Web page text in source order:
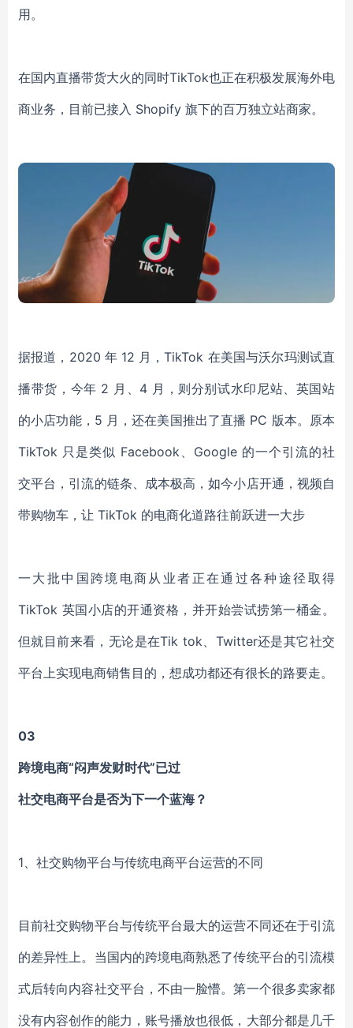
用。
在国内直播带货大火的同时TikTok也正在积极发展海外电
商业务，目前已接入 Shopify 旗下的百万独立站商家。
据报道，2020 年 12 月，TikTok 在美国与沃尔玛测试直
播带货，今年 2 月、4 月，则分别试水印尼站、英国站
的小店功能，5 月，还在美国推出了直播 PC 版本。原本
TikTok 只是类似 Facebook、Google 的一个引流的社
交平台，引流的链条、成本极高，如今小店开通，视频自
带购物车，让 TikTok 的电商化道路往前跃进一大步
一大批中国跨境电商从业者正在通过各种途径取得
TikTok 英国小店的开通资格，并开始尝试捞第一桶金。
但就目前来看，无论是在Tik tok、Twitter还是其它社交
平台上实现电商销售目的，想成功都还有很长的路要走。
03
跨境电商“闷声发财时代”已过
社交电商平台是否为下一个蓝海？
1、社交购物平台与传统电商平台运营的不同
目前社交购物平台与传统平台最大的运营不同还在于引流
的差异性上。当国内的跨境电商熟悉了传统平台的引流模
式后转向内容社交平台，不由一脸懵。第一个很多卖家都
没有内容创作的能力，账号播放也很低，大部分都是几千